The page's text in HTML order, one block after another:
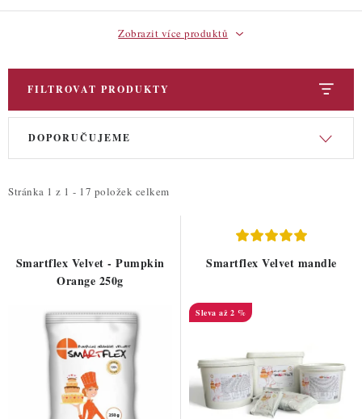
TÉMATICKÉ PRODUKTY
PROFI BALENÍ
NOVÉ ZBOŽÍ
ZNAČKY
Nepřevzetí zásilky na dobírku
Moje objednávka
Zobrazit více produktů
FILTROVAT PRODUKTY
V
i
r
Stránka 1 z 1 - 17 položek celkem
Ř
e
p
DOPORUČUJEME
Smartflex Velvet - Pumpkin
Orange 250g
Smartflex Velvet mandle
až 2 %